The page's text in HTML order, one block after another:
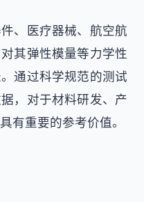
、医疗器械、航空航
其弹性模量等力学性
通过科学规范的测试
，对于材料研发、产
有重要的参考价值。